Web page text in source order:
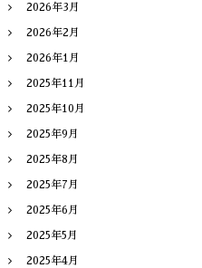
2026年3月
2026年2月
2026年1月
2025年11月
2025年10月
2025年9月
2025年8月
2025年7月
2025年6月
2025年5月
2025年4月